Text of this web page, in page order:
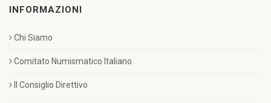
INFORMAZIONI
Chi Siamo
Comitato Numismatico Italiano
Il Consiglio Direttivo